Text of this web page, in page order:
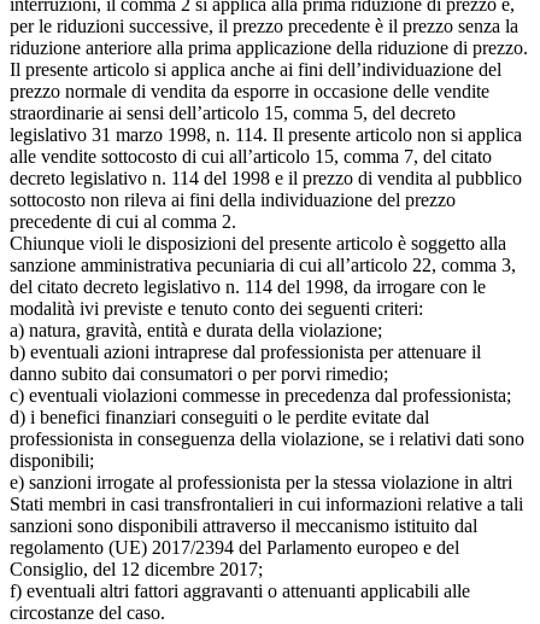
per le riduzioni successive, il prezzo precedente è il prezzo senza la
riduzione anteriore alla prima applicazione della riduzione di prezzo.
Il presente articolo si applica anche ai fini dell’individuazione del
prezzo normale di vendita da esporre in occasione delle vendite
straordinarie ai sensi dell’articolo 15, comma 5, del decreto
legislativo 31 marzo 1998, n. 114. Il presente articolo non si applica
alle vendite sottocosto di cui all’articolo 15, comma 7, del citato
decreto legislativo n. 114 del 1998 e il prezzo di vendita al pubblico
sottocosto non rileva ai fini della individuazione del prezzo
precedente di cui al comma 2.
Chiunque violi le disposizioni del presente articolo è soggetto alla
sanzione amministrativa pecuniaria di cui all’articolo 22, comma 3,
del citato decreto legislativo n. 114 del 1998, da irrogare con le
modalità ivi previste e tenuto conto dei seguenti criteri:
a) natura, gravità, entità e durata della violazione;
b) eventuali azioni intraprese dal professionista per attenuare il
danno subito dai consumatori o per porvi rimedio;
c) eventuali violazioni commesse in precedenza dal professionista;
d) i benefici finanziari conseguiti o le perdite evitate dal
professionista in conseguenza della violazione, se i relativi dati sono
disponibili;
e) sanzioni irrogate al professionista per la stessa violazione in altri
Stati membri in casi transfrontalieri in cui informazioni relative a tali
sanzioni sono disponibili attraverso il meccanismo istituito dal
regolamento (UE) 2017/2394 del Parlamento europeo e del
Consiglio, del 12 dicembre 2017;
f) eventuali altri fattori aggravanti o attenuanti applicabili alle
circostanze del caso.